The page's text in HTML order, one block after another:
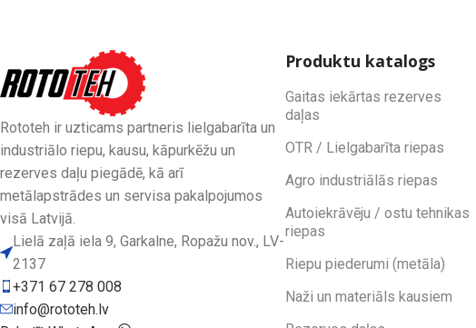
Rototeh ir uzticams partneris lielgabarīta un
industriālo riepu, kausu, kāpurkēžu un
rezerves daļu piegādē, kā arī
metālapstrādes un servisa pakalpojumos
visā Latvijā.
Lielā zaļā iela 9, Garkalne, Ropažu nov., LV-
2137
+371 67 278 008
info@rototeh.lv
Produktu katalogs
Gaitas iekārtas rezerves
daļas
OTR / Lielgabarīta riepas
Agro industriālās riepas
Autoiekrāvēju / ostu tehnikas
riepas
Riepu piederumi (metāla)
Naži un materiāls kausiem